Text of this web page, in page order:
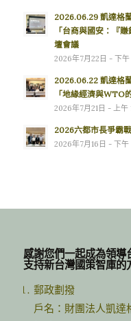
2026.06.29 凱達格
「台商與國安：『
壇會議
2026年7月22日 - 下午
2026.06.22 凱達格
「地緣經濟與WTO
2026年7月21日 - 上午
2026六都市長爭霸
2026年7月16日 - 下午
感謝您們一起成為領導
支持新台灣國策智庫的
郵政劃撥
戶名：財團法人凱達